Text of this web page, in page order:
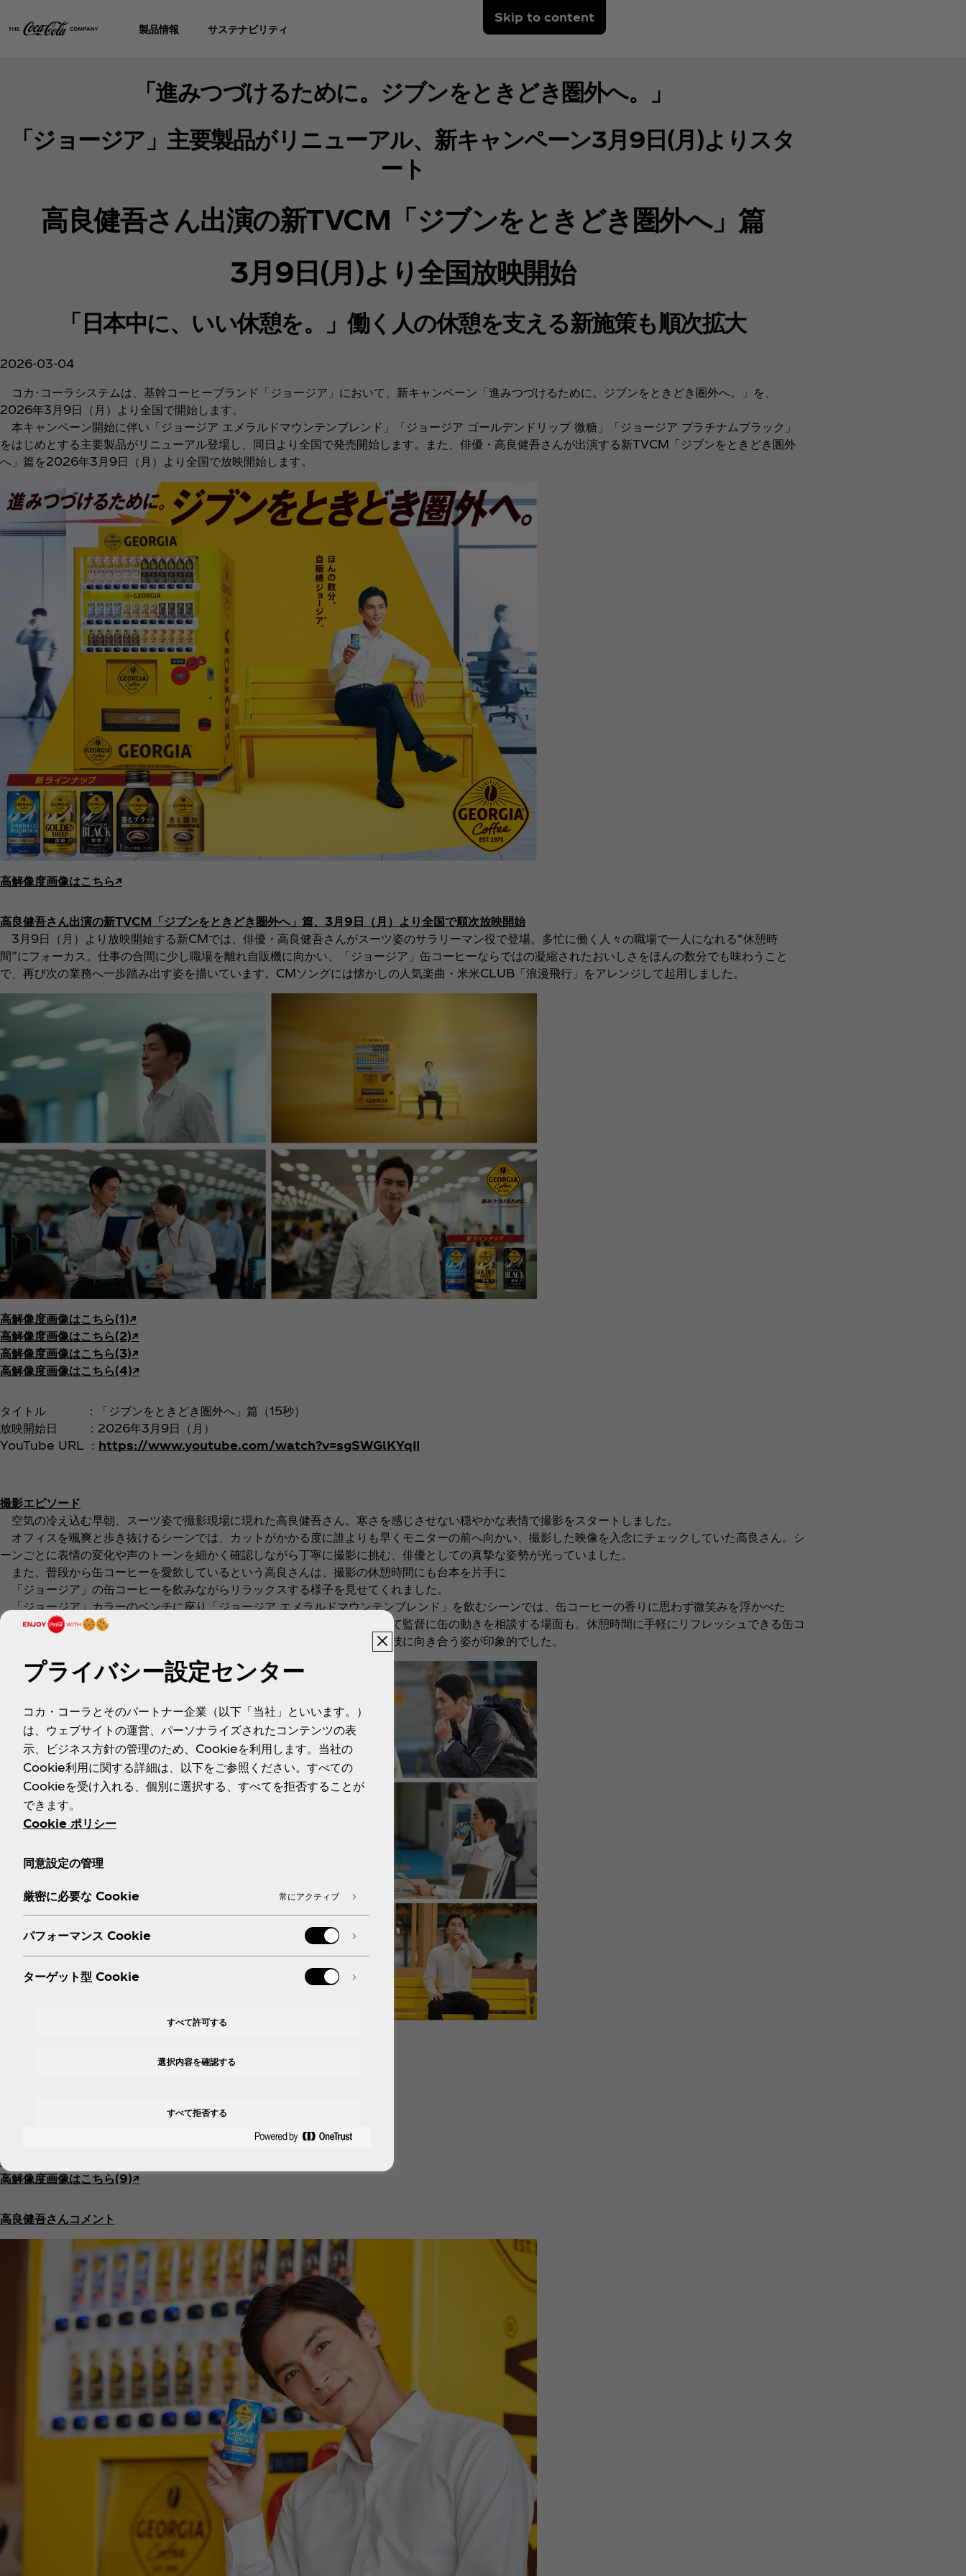
Skip to content
製品情報 サステナビリティ
「進みつづけるために。ジブンをときどき圏外へ。」
「ジョージア」主要製品がリニューアル、新キャンペーン3月9日(月)よりスタ
ート
高良健吾さん出演の新TVCM「ジブンをときどき圏外へ」篇
3月9日(月)より全国放映開始
「日本中に、いい休憩を。」働く人の休憩を支える新施策も順次拡大
2026-03-04
コカ･コーラシステムは、基幹コーヒーブランド「ジョージア」において、新キャンペーン「進みつづけるために。ジブンをときどき圏外へ。」を、
2026年3月9日（月）より全国で開始します。
本キャンペーン開始に伴い「ジョージア エメラルドマウンテンブレンド」「ジョージア ゴールデンドリップ 微糖」「ジョージア プラチナムブラック」
をはじめとする主要製品がリニューアル登場し、同日より全国で発売開始します。また、俳優・高良健吾さんが出演する新TVCM「ジブンをときどき圏外
へ」篇を2026年3月9日（月）より全国で放映開始します。
高解像度画像はこちら↗︎
高良健吾さん出演の新TVCM「ジブンをときどき圏外へ」篇、3月9日（月）より全国で順次放映開始
3月9日（月）より放映開始する新CMでは、俳優・高良健吾さんがスーツ姿のサラリーマン役で登場。多忙に働く人々の職場で一人になれる“休憩時
間”にフォーカス。仕事の合間に少し職場を離れ自販機に向かい、「ジョージア」缶コーヒーならではの凝縮されたおいしさをほんの数分でも味わうこと
で、再び次の業務へ一歩踏み出す姿を描いています。CMソングには懐かしの人気楽曲・米米CLUB「浪漫飛行」をアレンジして起用しました。
高解像度画像はこちら(1)↗︎
高解像度画像はこちら(2)↗︎
高解像度画像はこちら(3)↗︎
高解像度画像はこちら(4)↗︎
タイトル ：「ジブンをときどき圏外へ」篇（15秒）
放映開始日 ：2026年3月9日（月）
YouTube URL ： https://www.youtube.com/watch?v=sgSWGlKYqII
撮影エピソード
空気の冷え込む早朝、スーツ姿で撮影現場に現れた高良健吾さん。寒さを感じさせない穏やかな表情で撮影をスタートしました。
オフィスを颯爽と歩き抜けるシーンでは、カットがかかる度に誰よりも早くモニターの前へ向かい、撮影した映像を入念にチェックしていた高良さん。シ
ーンごとに表情の変化や声のトーンを細かく確認しながら丁寧に撮影に挑む、俳優としての真摯な姿勢が光っていました。
また、普段から缶コーヒーを愛飲しているという高良さんは、撮影の休憩時間にも台本を片手に
「ジョージア」の缶コーヒーを飲みながらリラックスする様子を見せてくれました。
「ジョージア」カラーのベンチに座り「ジョージア エメラルドマウンテンブレンド」を飲むシーンでは、缶コーヒーの香りに思わず微笑みを浮かべた
り、一口飲んでほっと一息ついたりしながら、時には高良さん自ら手を挙げて監督に缶の動きを相談する場面も。休憩時間に手軽にリフレッシュできる缶コ
ーヒーの魅力を伝えるため、長丁場の撮影にもかかわらず最後まで真摯に演技に向き合う姿が印象的でした。
高解像度画像はこちら(8)↗︎
高解像度画像はこちら(9)↗︎
高良健吾さんコメント
プライバシー設定センター
コカ・コーラとそのパートナー企業（以下「当社」といいます。）
は、ウェブサイトの運営、パーソナライズされたコンテンツの表
示、ビジネス方針の管理のため、Cookieを利用します。当社の
Cookie利用に関する詳細は、以下をご参照ください。すべての
Cookieを受け入れる、個別に選択する、すべてを拒否することが
できます。
Cookie ポリシー
同意設定の管理
厳密に必要な Cookie 常にアクティブ
パフォーマンス Cookie
ターゲット型 Cookie
すべて許可する
すべて拒否する
選択内容を確認する